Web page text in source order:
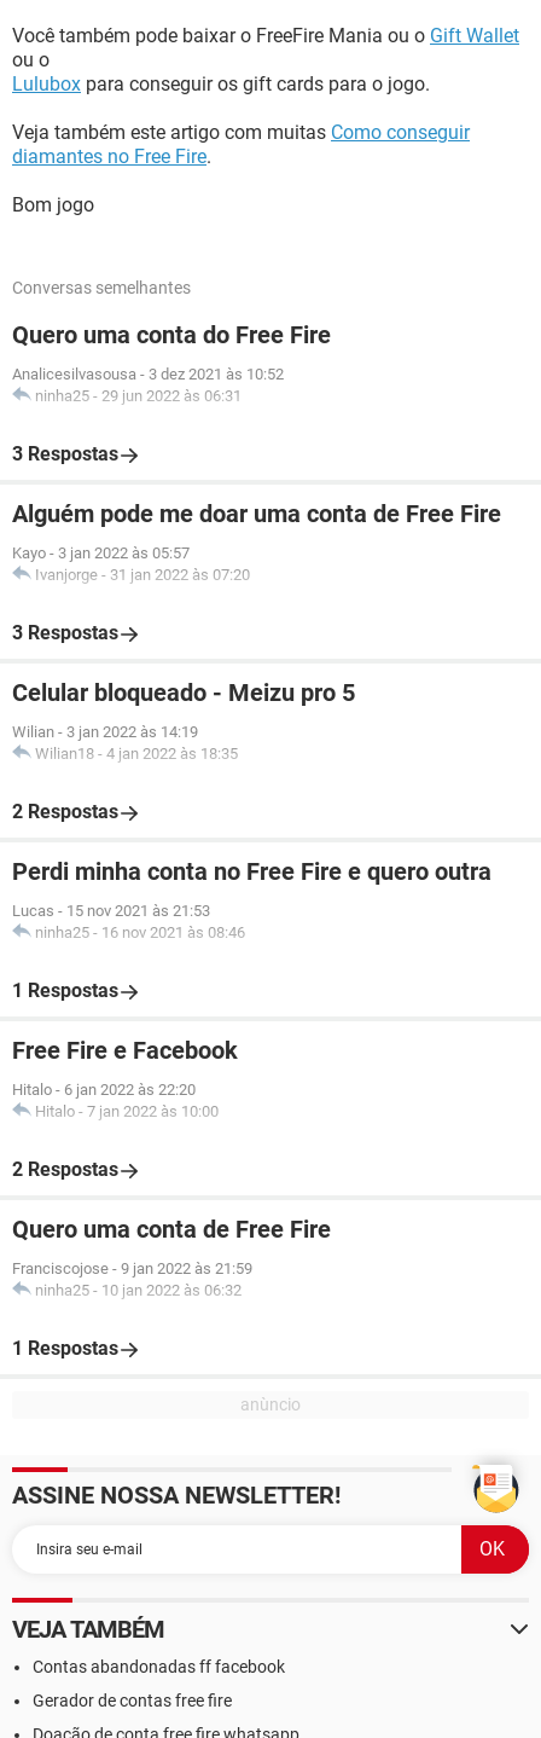
Você também pode baixar o FreeFire Mania ou o Gift Wallet
ou o
Lulubox para conseguir os gift cards para o jogo.
Veja também este artigo com muitas Como conseguir
diamantes no Free Fire.
Bom jogo
Conversas semelhantes
Quero uma conta do Free Fire
Analicesilvasousa - 3 dez 2021 às 10:52
ninha25 - 29 jun 2022 às 06:31
3 Respostas
Alguém pode me doar uma conta de Free Fire
Kayo - 3 jan 2022 às 05:57
Ivanjorge - 31 jan 2022 às 07:20
3 Respostas
Celular bloqueado - Meizu pro 5
Wilian - 3 jan 2022 às 14:19
Wilian18 - 4 jan 2022 às 18:35
2 Respostas
Perdi minha conta no Free Fire e quero outra
Lucas - 15 nov 2021 às 21:53
ninha25 - 16 nov 2021 às 08:46
1 Respostas
Free Fire e Facebook
Hitalo - 6 jan 2022 às 22:20
Hitalo - 7 jan 2022 às 10:00
2 Respostas
Quero uma conta de Free Fire
Franciscojose - 9 jan 2022 às 21:59
ninha25 - 10 jan 2022 às 06:32
1 Respostas
ASSINE NOSSA NEWSLETTER!
VEJA TAMBÉM
Contas abandonadas ff facebook
Gerador de contas free fire